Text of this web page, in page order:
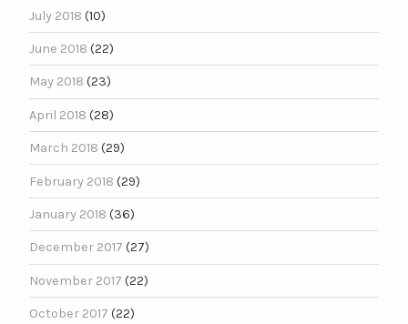
July 2018 (10)
June 2018 (22)
May 2018 (23)
April 2018 (28)
March 2018 (29)
February 2018 (29)
January 2018 (36)
December 2017 (27)
November 2017 (22)
October 2017 (22)